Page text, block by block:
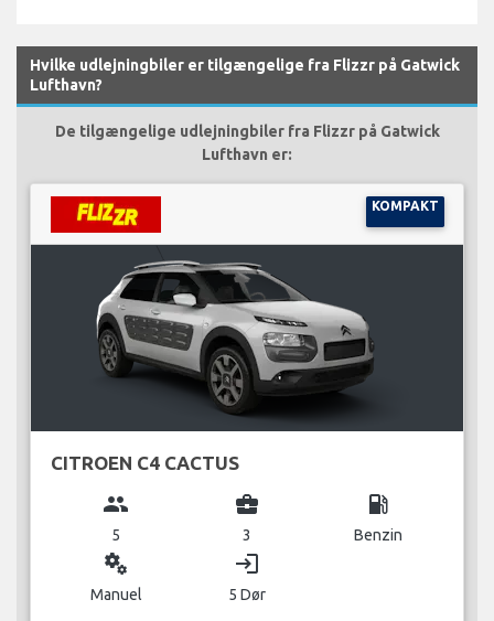
Hvilke udlejningbiler er tilgængelige fra Flizzr på Gatwick
Lufthavn?
De tilgængelige udlejningbiler fra Flizzr på Gatwick
Lufthavn er:
KOMPAKT
CITROEN C4 CACTUS
group
5
business_center
3
local_gas_station
Benzin
miscellaneous_services
Manuel
login
5 Dør